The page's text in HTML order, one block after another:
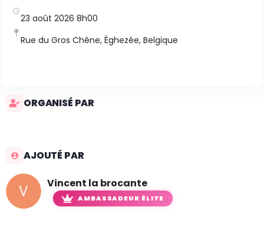
23 août 2026 8h00
Rue du Gros Chêne, Éghezée, Belgique
ORGANISÉ PAR
AJOUTÉ PAR
Vincent la brocante
AMBASSADEUR ÉLITE